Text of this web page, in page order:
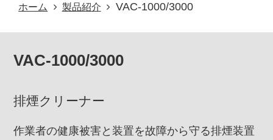
ホーム 製品紹介 VAC‐1000/3000
VAC‐1000/3000
排煙クリーナー
作業者の健康被害と装置を故障から守る排煙装置